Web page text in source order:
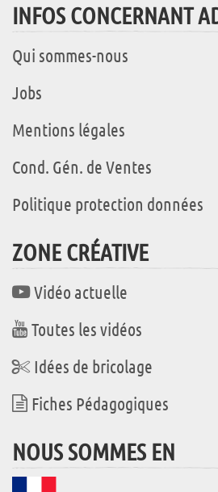
INFOS CONCERNANT
Qui sommes-nous
Jobs
Mentions légales
Cond. Gén. de Ventes
Politique protection données
ZONE CRÉATIVE
Vidéo actuelle
Toutes les vidéos
Idées de bricolage
Fiches Pédagogiques
NOUS SOMMES EN